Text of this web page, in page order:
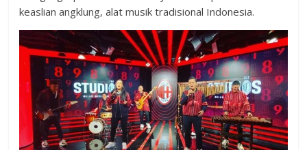
keaslian angklung, alat musik tradisional Indonesia.